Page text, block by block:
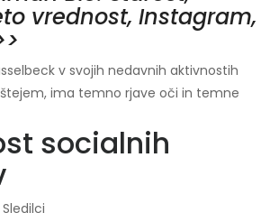
vrednost, Instagram,
v svojih nedavnih aktivnostih
ima temno rjave oči in temne
socialnih
Sledilci